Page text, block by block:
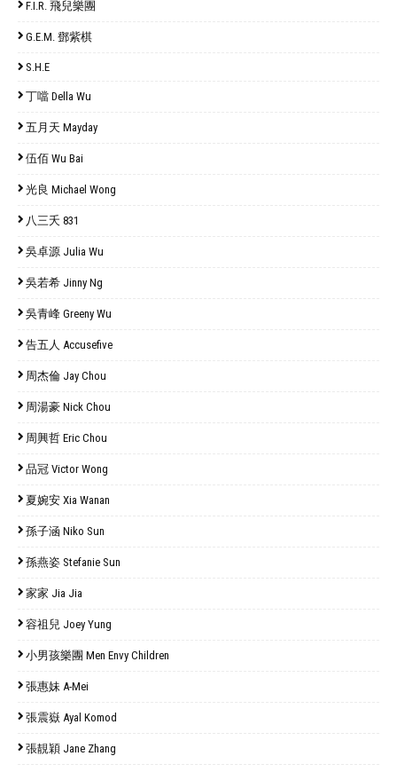
F.I.R. 飛兒樂團
G.E.M. 鄧紫棋
S.H.E
丁噹 Della Wu
五月天 Mayday
伍佰 Wu Bai
光良 Michael Wong
八三夭 831
吳卓源 Julia Wu
吳若希 Jinny Ng
吳青峰 Greeny Wu
告五人 Accusefive
周杰倫 Jay Chou
周湯豪 Nick Chou
周興哲 Eric Chou
品冠 Victor Wong
夏婉安 Xia Wanan
孫子涵 Niko Sun
孫燕姿 Stefanie Sun
家家 Jia Jia
容祖兒 Joey Yung
小男孩樂團 Men Envy Children
張惠妹 A-Mei
張震嶽 Ayal Komod
張靚穎 Jane Zhang